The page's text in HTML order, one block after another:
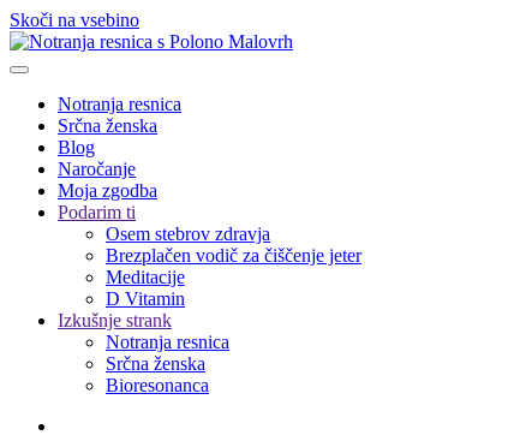
Skoči na vsebino
Notranja resnica
Srčna ženska
Blog
Naročanje
Moja zgodba
Podarim ti
Osem stebrov zdravja
Brezplačen vodič za čiščenje jeter
Meditacije
D Vitamin
Izkušnje strank
Notranja resnica
Srčna ženska
Bioresonanca